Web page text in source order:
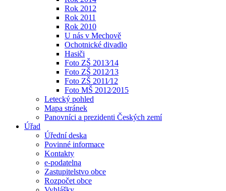
Rok 2012
Rok 2011
Rok 2010
U nás v Mechově
Ochotnické divadlo
Hasiči
Foto ZŠ 2013⁄14
Foto ZŠ 2012⁄13
Foto ZŠ 2011⁄12
Foto MŠ 2012⁄2015
Letecký pohled
Mapa stránek
Panovníci a prezidenti Českých zemí
Úřad
Úřední deska
Povinné informace
Kontakty
e-podatelna
Zastupitelstvo obce
Rozpočet obce